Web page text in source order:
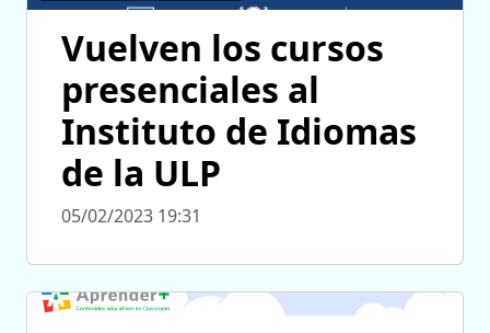
Vuelven los cursos
presenciales al
Instituto de Idiomas
de la ULP
05/02/2023 19:31